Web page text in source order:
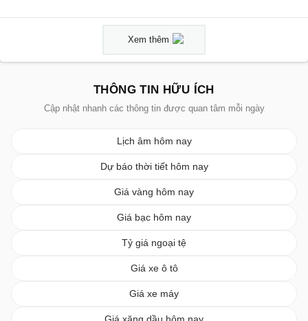
Xem thêm
THÔNG TIN HỮU ÍCH
Cập nhật nhanh các thông tin được quan tâm mỗi ngày
Lịch âm hôm nay
Dự báo thời tiết hôm nay
Giá vàng hôm nay
Giá bạc hôm nay
Tỷ giá ngoại tệ
Giá xe ô tô
Giá xe máy
Giá xăng dầu hôm nay